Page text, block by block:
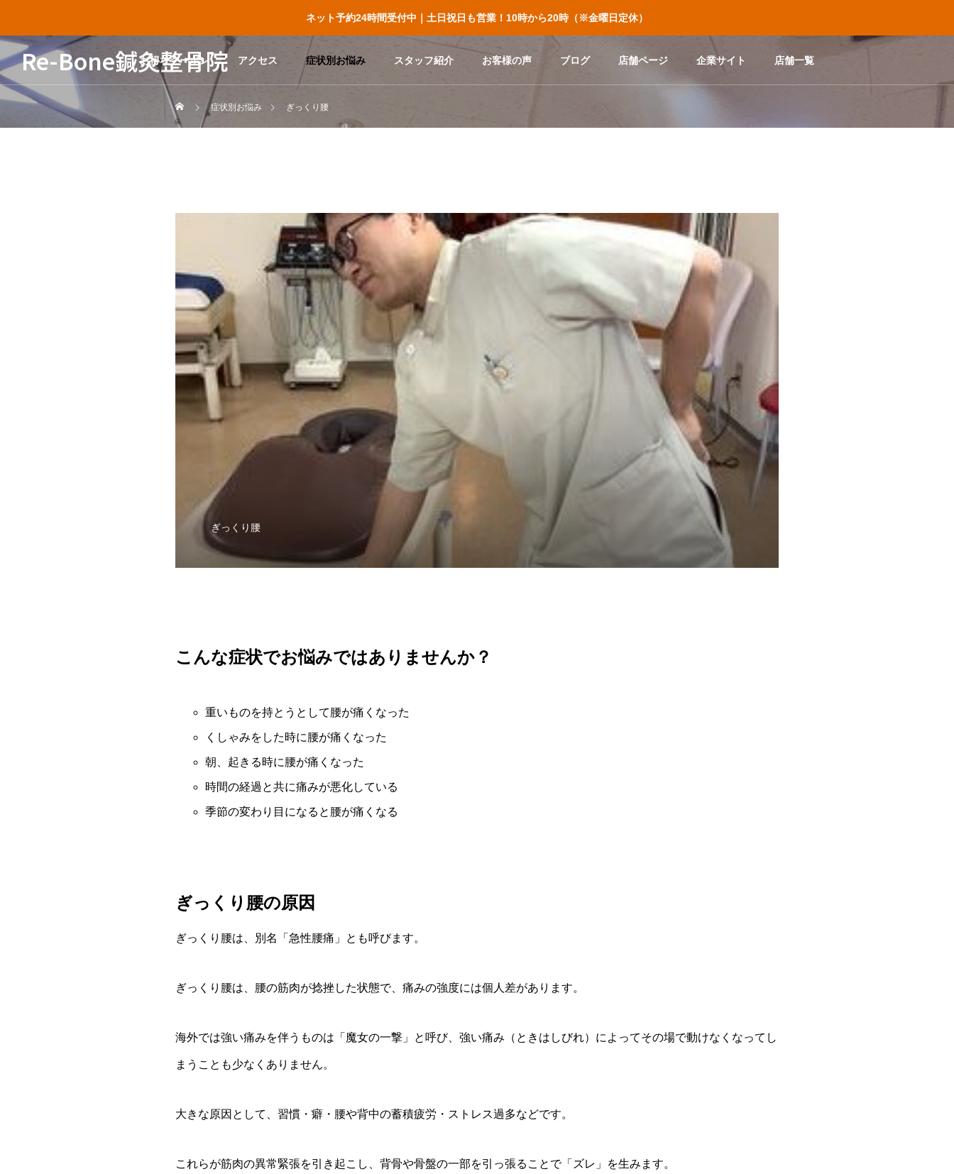
ネット予約24時間受付中｜土日祝日も営業！10時から20時（※金曜日定休）
Re-Bone鍼灸整骨院
お得なクーポン アクセス 症状別お悩み スタッフ紹介 お客様の声 ブログ 店舗ページ 企業サイト 店舗一覧
症状別お悩み ぎっくり腰
ぎっくり腰
こんな症状でお悩みではありませんか？
重いものを持とうとして腰が痛くなった
くしゃみをした時に腰が痛くなった
朝、起きる時に腰が痛くなった
時間の経過と共に痛みが悪化している
季節の変わり目になると腰が痛くなる
ぎっくり腰の原因
ぎっくり腰は、別名「急性腰痛」とも呼びます。
ぎっくり腰は、腰の筋肉が捻挫した状態で、痛みの強度には個人差があります。
海外では強い痛みを伴うものは「魔女の一撃」と呼び、強い痛み（ときはしびれ）によってその場で動けなくなってし
まうことも少なくありません。
大きな原因として、習慣・癖・腰や背中の蓄積疲労・ストレス過多などです。
これらが筋肉の異常緊張を引き起こし、背骨や骨盤の一部を引っ張ることで「ズレ」を生みます。